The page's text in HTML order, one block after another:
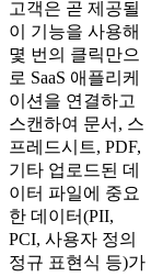
고객은 곧 제공될
이 기능을 사용해
몇 번의 클릭만으
로 SaaS 애플리케
이션을 연결하고
스캔하여 문서, 스
프레드시트, PDF,
기타 업로드된 데
이터 파일에 중요
한 데이터(PII,
PCI, 사용자 정의
정규 표현식 등)가